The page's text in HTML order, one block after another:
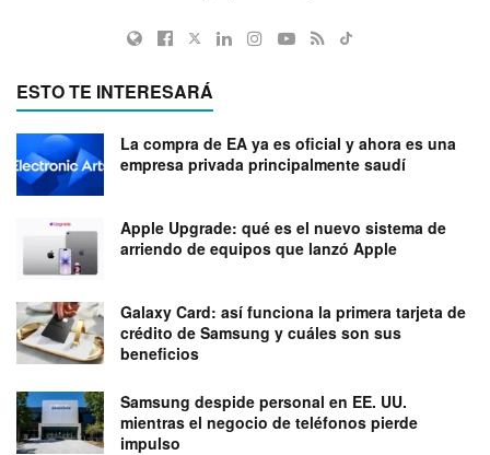
ESTO TE INTERESARÁ
La compra de EA ya es oficial y ahora es una
empresa privada principalmente saudí
Apple Upgrade: qué es el nuevo sistema de
arriendo de equipos que lanzó Apple
Galaxy Card: así funciona la primera tarjeta de
crédito de Samsung y cuáles son sus
beneficios
Samsung despide personal en EE. UU.
mientras el negocio de teléfonos pierde
impulso